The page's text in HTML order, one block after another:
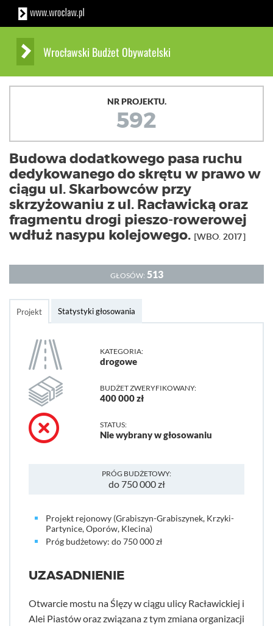
Wrocławski Budżet Obywatelski
NR PROJEKTU.
592
Budowa dodatkowego pasa ruchu
dedykowanego do skrętu w prawo w
ciągu ul. Skarbowców przy
skrzyżowaniu z ul. Racławicką oraz
fragmentu drogi pieszo-rowerowej
wdłuż nasypu kolejowego. [WBO. 2017]
GŁOSÓW: 513
Projekt Statystyki głosowania
KATEGORIA:
drogowe
BUDŻET ZWERYFIKOWANY:
400 000 zł
STATUS:
Nie wybrany w głosowaniu
PRÓG BUDŻETOWY:
do 750 000 zł
Projekt rejonowy (Grabiszyn-Grabiszynek, Krzyki-
Partynice, Oporów, Klecina)
Próg budżetowy: do 750 000 zł
UZASADNIENIE
Otwarcie mostu na Ślęzy w ciągu ulicy Racławickiej i
Alei Piastów oraz związana z tym zmiana organizacji